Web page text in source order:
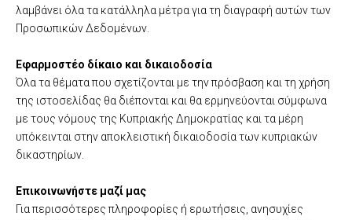
λαμβάνει όλα τα κατάλληλα μέτρα για τη διαγραφή αυτών των
Προσωπικών Δεδομένων.
Εφαρμοστέο δίκαιο και δικαιοδοσία
Όλα τα θέματα που σχετίζονται με την πρόσβαση και τη χρήση
της ιστοσελίδας θα διέπονται και θα ερμηνεύονται σύμφωνα
με τους νόμους της Κυπριακής Δημοκρατίας και τα μέρη
υπόκεινται στην αποκλειστική δικαιοδοσία των κυπριακών
δικαστηρίων.
Επικοινωνήστε μαζί μας
Για περισσότερες πληροφορίες ή ερωτήσεις, ανησυχίες